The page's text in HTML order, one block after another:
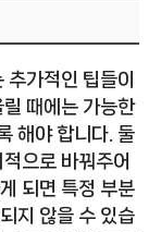
가적인 팁들이
때에는 가능한
해야 합니다. 둘
으로 바꿔주어
되면 특정 부분
지 않을 수 있습